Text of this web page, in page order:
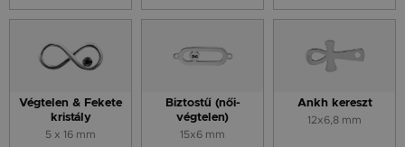
Végtelen & Fekete
kristály
5 x 16 mm
Biztostű (női-
végtelen)
15x6 mm
Ankh kereszt
12x6,8 mm